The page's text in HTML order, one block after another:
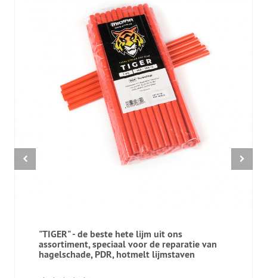
"TIGER" - de beste hete lijm uit ons
assortiment, speciaal voor de reparatie van
hagelschade, PDR, hotmelt lijmstaven